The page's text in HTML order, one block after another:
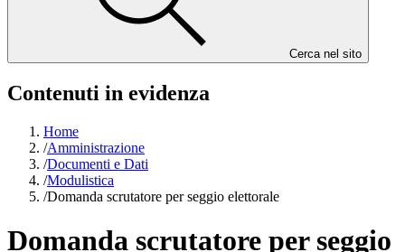
Cerca nel sito
Contenuti in evidenza
Home
/Amministrazione
/Documenti e Dati
/Modulistica
/Domanda scrutatore per seggio elettorale
Domanda scrutatore per seggio